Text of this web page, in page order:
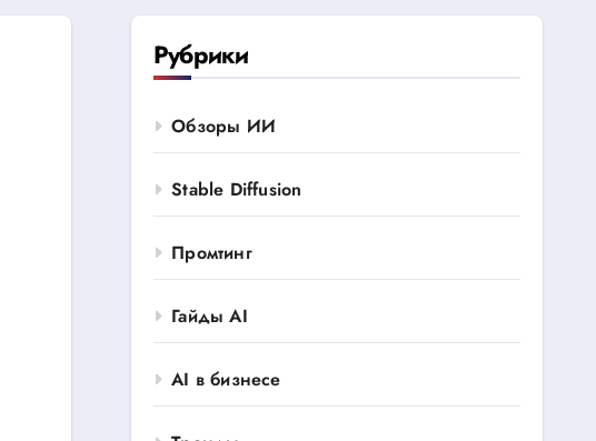
Рубрики
Обзоры ИИ
Stable Diffusion
Промтинг
Гайды AI
AI в бизнесе